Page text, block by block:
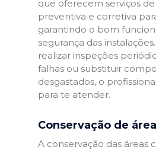
que oferecem serviços
preventiva e corretiva
garantindo o bom
segurança das
realizar inspeções
falhas ou substituir
desgastados, o
para te atender.
Conservação de
A conservação das áreas